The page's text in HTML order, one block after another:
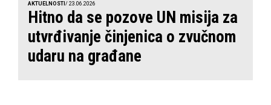
AKTUELNOSTI / 23.06.2026
Hitno da se pozove UN misija za
utvrđivanje činjenica o zvučnom
udaru na građane